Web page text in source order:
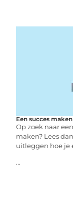
Een succes
Op zoek naar
maken? Lees
uitleggen hoe je
...